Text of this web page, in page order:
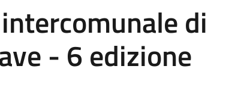
di
- 6 edizione